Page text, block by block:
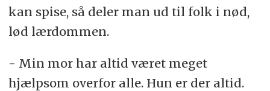
kan spise, så deler man ud til folk i nød,
lød lærdommen.
- Min mor har altid været meget
hjælpsom overfor alle. Hun er der altid.